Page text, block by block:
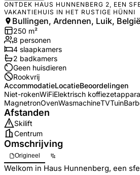
ONTDEK HAUS HUNNENBERG 2, EEN
VAKANTIEHUIS IN HET RUSTIGE HÜNNI
Bullingen, Ardennen, Luik, België
250 m²
8 personen
4 slaapkamers
2 badkamers
Geen huisdieren
Rookvrij
AccommodatieLocatieBeoordelingen
Niet-rokenWiFiElektrisch
MagnetronOvenWasmachineTVTuin
Afstanden
Skilift
Centrum
Omschrijving
Origineel
Welkom in Haus Hunnenberg, een